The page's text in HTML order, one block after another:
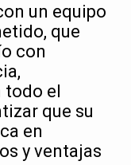
un equipo
que
con
todo el
que su
en
y ventajas